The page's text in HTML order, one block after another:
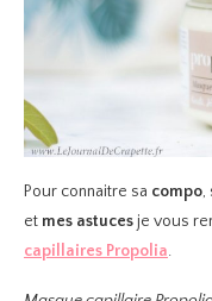
Pour connaitre sa compo,
et mes astucesje vous
capillaires Propolia.